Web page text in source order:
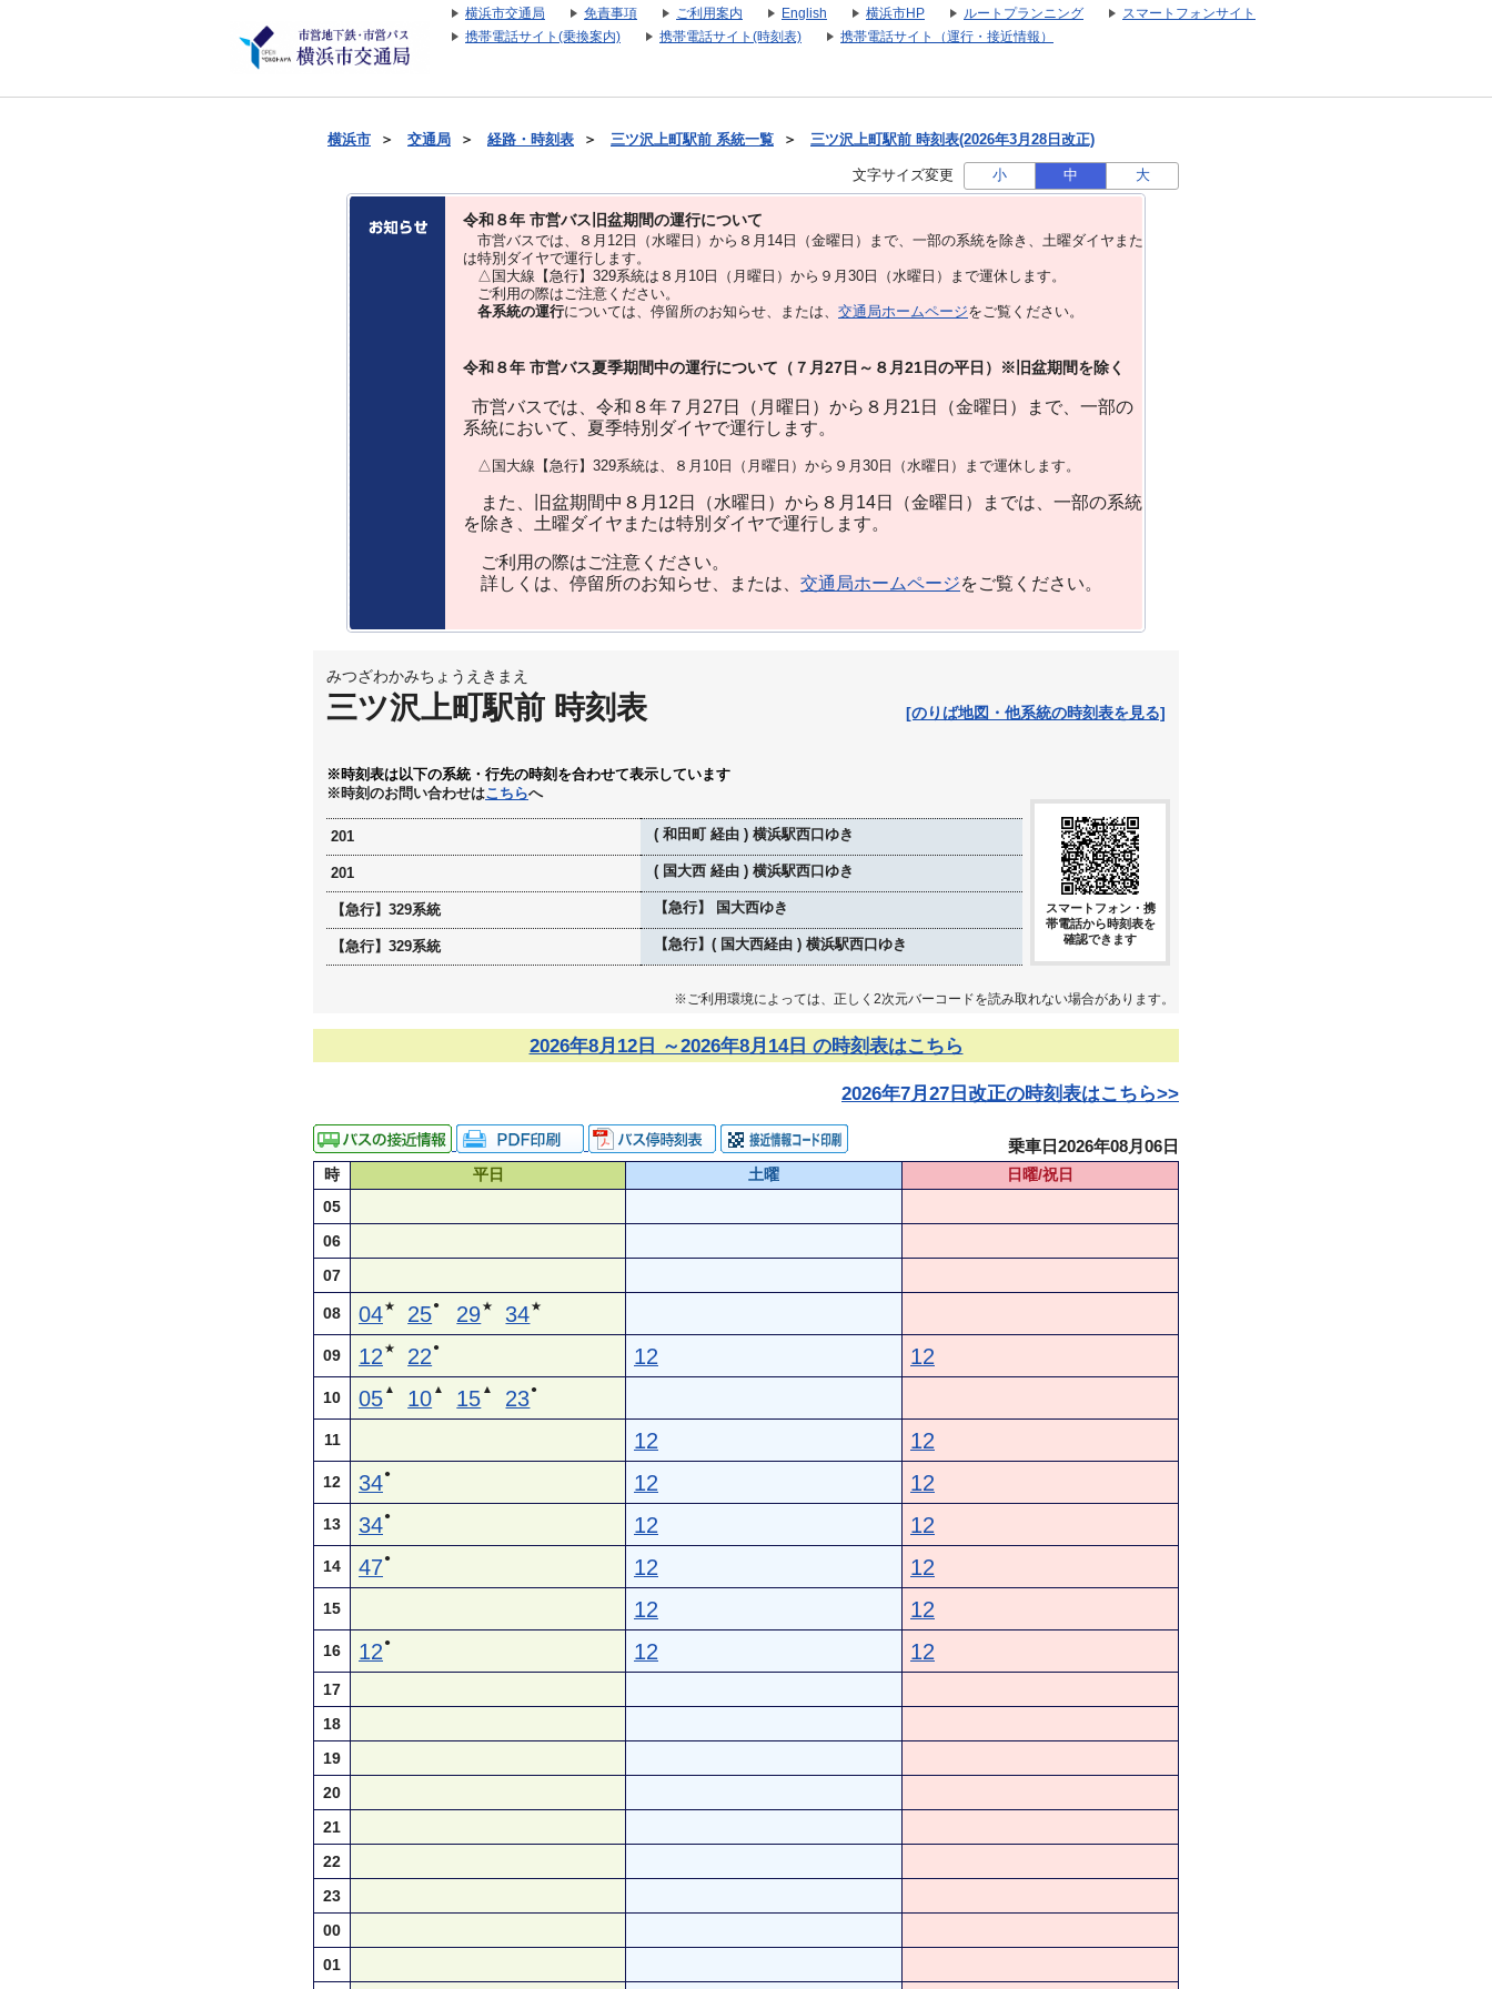
横浜市交通局 免責事項 ご利用案内 English 横浜市HP ルートプランニング
スマートフォンサイト
携帯電話サイト(乗換案内)
携帯電話サイト(時刻表) 携帯電話サイト（運行・接近情報）
横浜市 ＞ 交通局 ＞ 経路・時刻表 ＞ 三ツ沢上町駅前 系統一覧 ＞ 三ツ沢上町駅前 時刻表(2026年3月28日改正)
文字サイズ変更 小 中 大
令和８年 市営バス旧盆期間の運行について
市営バスでは、８⽉12⽇（水曜日）から８⽉14⽇（金曜日）まで、⼀部の系統を除き、⼟曜ダイヤまた
は特別ダイヤで運⾏します。
△国大線【急行】329系統は８月10日（月曜日）から９月30日（水曜日）まで運休します。
ご利用の際はご注意ください。
各系統の運行については、停留所のお知らせ、または、 交通局ホームページをご覧ください。
令和８年 市営バス夏季期間中の運行について（７月27日～８月21日の平日）※旧盆期間を除く
市営バスでは、令和８年７月27日（月曜日）から８月21日（金曜日）まで、一部の
系統において、夏季特別ダイヤで運行します。
△国大線【急行】329系統は、８月10日（月曜日）から９月30日（水曜日）まで運休します。
また、旧盆期間中８月12日（水曜日）から８月14日（金曜日）までは、一部の系統
を除き、土曜ダイヤまたは特別ダイヤで運行します。
ご利用の際はご注意ください。
詳しくは、停留所のお知らせ、または、 交通局ホームページをご覧ください。
みつざわかみちょうえきまえ
三ツ沢上町駅前 時刻表 [のりば地図・他系統の時刻表を見る]
※時刻表は以下の系統・行先の時刻を合わせて表示しています
※時刻のお問い合わせはこちらへ
201 ( 和田町 経由 ) 横浜駅西口ゆき
201 ( 国大西 経由 ) 横浜駅西口ゆき
【急行】329系統 【急行】 国大西ゆき
【急行】329系統 【急行】( 国大西経由 ) 横浜駅西口ゆき
スマートフォン・携
帯電話から時刻表を
確認できます
※ご利用環境によっては、正しく2次元バーコードを読み取れない場合があります。
2026年8月12日 ～2026年8月14日 の時刻表はこちら
2026年7月27日改正の時刻表はこちら>>
乗車日2026年08月06日
時 平日 土曜
日曜/祝日
05
06
07
08 04★ 25● 29★ 34★
09 12 ★ 22 ● 12 12
10 05 ▲ 10 ▲ 15 ▲ 23●
11 12 12
12 34● 12 12
13 34● 12 12
14 47● 12 12
15 12 12
16 12 ● 12 12
17
18
19
20
21
22
23
00
01